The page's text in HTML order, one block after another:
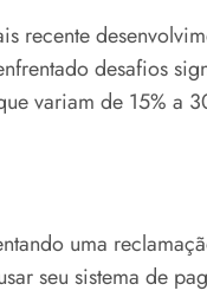
desafios
variam de 15% a
uma
seu sistema de